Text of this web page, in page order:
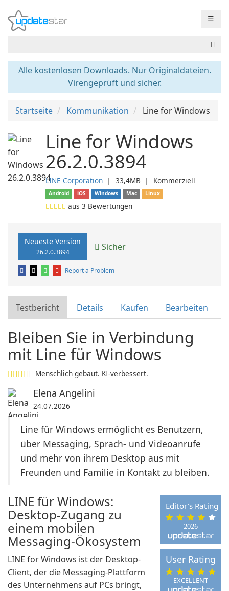
☰
Alle kostenlosen Downloads. Nur Originaldateien.
Virengeprüft und sicher.
Startseite Kommunikation Line for Windows
Line for Windows
26.2.0.3894
LINE Corporation ❘ 33,4MB ❘ Kommerziell
Android iOS Windows Mac Linux
aus 3 Bewertungen
Neueste Version
26.2.0.3894 Sicher
Report a Problem
Testbericht Details Kaufen Bearbeiten
Bleiben Sie in Verbindung
mit Line für Windows
Menschlich gebaut. KI-verbessert.
Elena Angelini
24.07.2026
Line für Windows ermöglicht es Benutzern,
über Messaging, Sprach- und Videoanrufe
und mehr von ihrem Desktop aus mit
Freunden und Familie in Kontakt zu bleiben.
2026
Editor's Rating
EXCELLENT
User Rating
LINE für Windows:
Desktop-Zugang zu
einem mobilen
Messaging-Ökosystem
LINE for Windows ist der Desktop-
Client, der die Messaging-Plattform
des Unternehmens auf PCs bringt,